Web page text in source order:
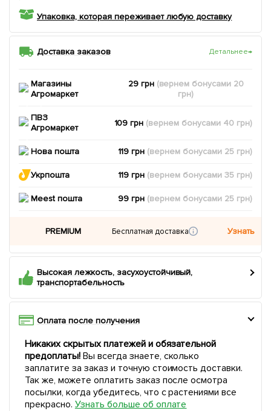
Упаковка, которая переживает любую доставку
Доставка заказов Детальнее→
Магазины
Агромаркет
29 грн (вернем бонусами 20
грн)
ПВЗ
Агромаркет
109 грн (вернем бонусами 40 грн)
Нова пошта 119 грн (вернем бонусами 25 грн)
Укрпошта 119 грн (вернем бонусами35 грн)
Meest пошта 99 грн (вернем бонусами 25 грн)
PREMIUM Бесплатная доставка Узнать
Высокая лежкость, засухоустойчивый,
транспортабельность
Оплата после получения
Никаких скрытых платежей и обязательной
предоплаты!Вы всегда знаете, сколько
заплатите за заказ и точную стоимость доставки.
Так же, можете оплатить заказ после осмотра
посылки, когда убедитесь, что с растениями все
прекрасно. Узнать больше об оплате